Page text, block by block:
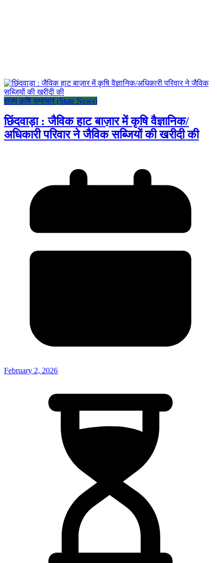
राज्य कृषि समाचार (State News)
छिंदवाड़ा : जैविक हाट बाज़ार में कृषि वैज्ञानिक/
अधिकारी परिवार ने जैविक सब्जियों की खरीदी की
February 2, 2026